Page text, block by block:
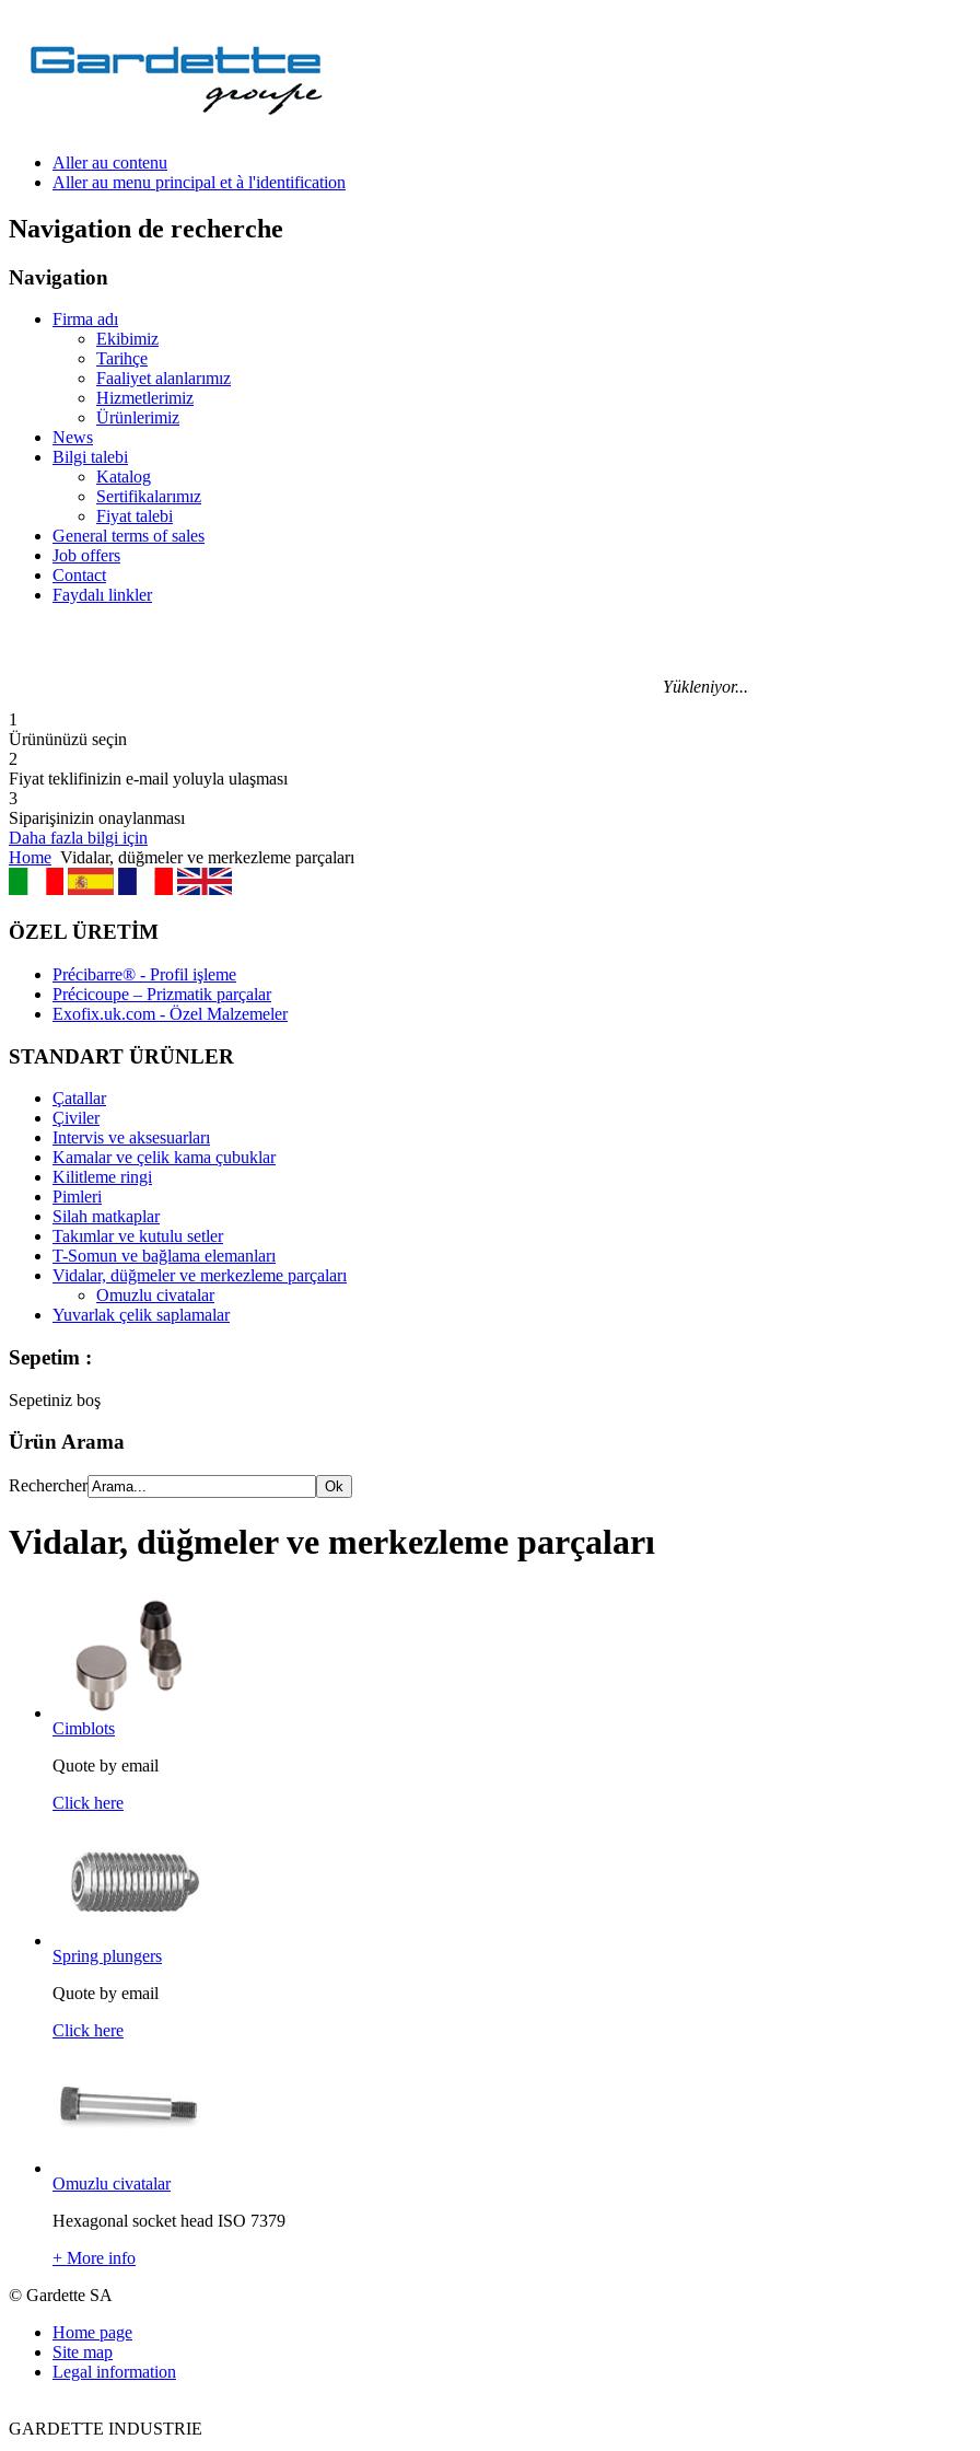
Aller au contenu
Aller au menu principal et à l'identification
Navigation de recherche
Navigation
Firma adı
Ekibimiz
Tarihçe
Faaliyet alanlarımız
Hizmetlerimiz
Ürünlerimiz
News
Bilgi talebi
Katalog
Sertifikalarımız
Fiyat talebi
General terms of sales
Job offers
Contact
Faydalı linkler
Yükleniyor...
1
Ürününüzü seçin
2
Fiyat teklifinizin e-mail yoluyla ulaşması
3
Siparişinizin onaylanması
Daha fazla bilgi için
Home Vidalar, düğmeler ve merkezleme parçaları
ÖZEL ÜRETİM
Précibarre® - Profil işleme
Précicoupe – Prizmatik parçalar
Exofix.uk.com - Özel Malzemeler
STANDART ÜRÜNLER
Çatallar
Çiviler
Intervis ve aksesuarları
Kamalar ve çelik kama çubuklar
Kilitleme ringi
Pimleri
Silah matkaplar
Takımlar ve kutulu setler
T-Somun ve bağlama elemanları
Vidalar, düğmeler ve merkezleme parçaları
Omuzlu civatalar
Yuvarlak çelik saplamalar
Sepetim :
Sepetiniz boş
Ürün Arama
Rechercher
Vidalar, düğmeler ve merkezleme parçaları
Cimblots
Quote by email
Click here
Spring plungers
Quote by email
Click here
Omuzlu civatalar
Hexagonal socket head ISO 7379
+ More info
© Gardette SA
Home page
Site map
Legal information
GARDETTE INDUSTRIE